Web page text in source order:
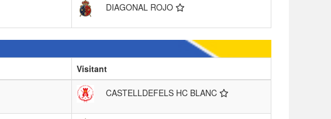
DIAGONAL ROJO
Visitant
CASTELLDEFELS HC BLANC